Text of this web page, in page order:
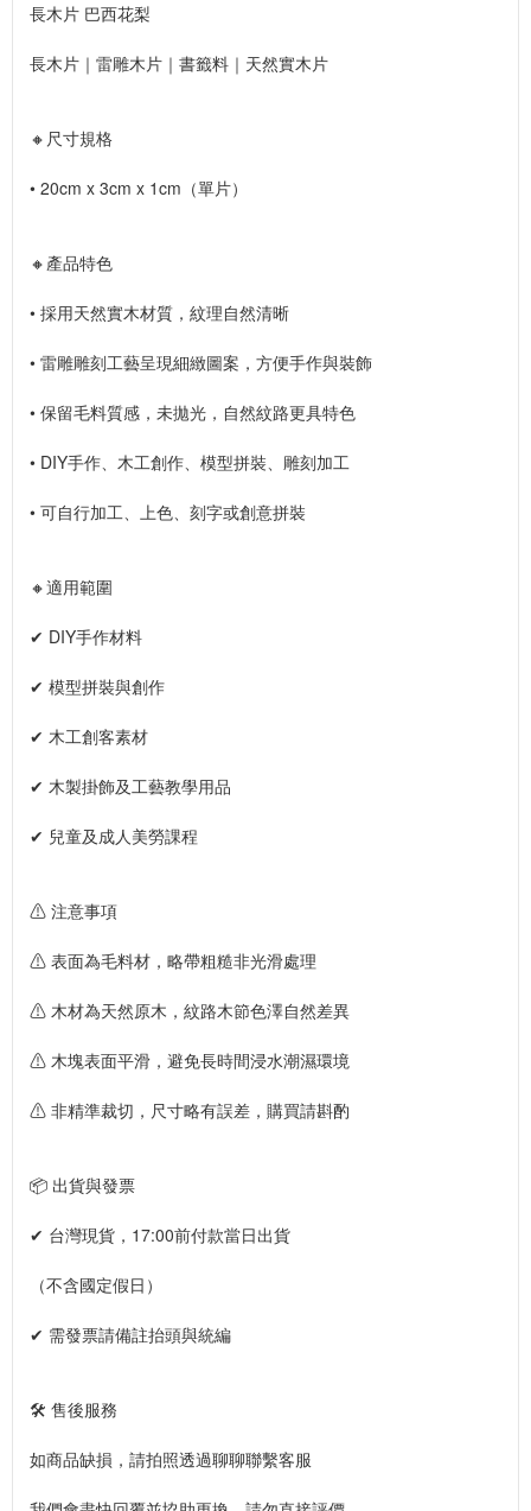
長木片 巴西花梨
長木片｜雷雕木片｜書籤料｜天然實木片
🔸尺寸規格
• 20cm x 3cm x 1cm（單片）
🔸產品特色
• 採用天然實木材質，紋理自然清晰
• 雷雕雕刻工藝呈現細緻圖案，方便手作與裝飾
• 保留毛料質感，未拋光，自然紋路更具特色
• DIY手作、木工創作、模型拼裝、雕刻加工
• 可自行加工、上色、刻字或創意拼裝
🔸適用範圍
✔ DIY手作材料
✔ 模型拼裝與創作
✔ 木工創客素材
✔ 木製掛飾及工藝教學用品
✔ 兒童及成人美勞課程
⚠ 注意事項
⚠ 表面為毛料材，略帶粗糙非光滑處理
⚠ 木材為天然原木，紋路木節色澤自然差異
⚠ 木塊表面平滑，避免長時間浸水潮濕環境
⚠ 非精準裁切，尺寸略有誤差，購買請斟酌
📦 出貨與發票
✔ 台灣現貨，17:00前付款當日出貨
（不含國定假日）
✔ 需發票請備註抬頭與統編
🛠️ 售後服務
如商品缺損，請拍照透過聊聊聯繫客服